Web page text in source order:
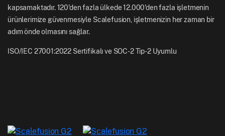
kapsamaktadır. 120'den fazla ülkede 12.000'den fazla işletmenin
ürünlerimize güvenmesiyle Scalefusion, işletmenizin her zaman bir
adım önde olmasını sağlar.
ISO/IEC 27001:2022 Sertifikalı ve SOC-2 Tip-2 Uyumlu